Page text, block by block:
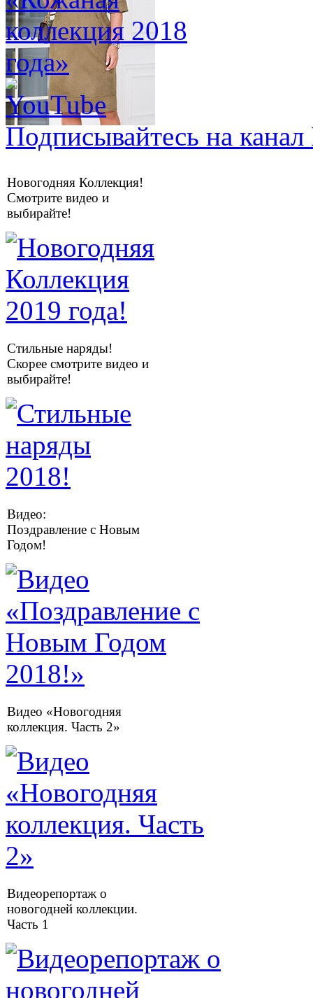
Подписывайтесь на
Новогодняя Коллекция!
Смотрите видео и
выбирайте!
Стильные наряды!
Скорее смотрите видео и
выбирайте!
Видео:
Поздравление с Новым
Годом!
Видео «Новогодняя
коллекция. Часть 2»
Видеорепортаж о
новогодней коллекции.
Часть 1